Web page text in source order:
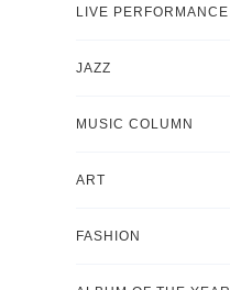
LIVE PERFORMANCE
JAZZ
MUSIC COLUMN
ART
FASHION